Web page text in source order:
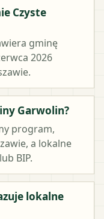
Czyste
gminę
2026
Garwolin?
program,
a lokalne
BIP.
lokalne